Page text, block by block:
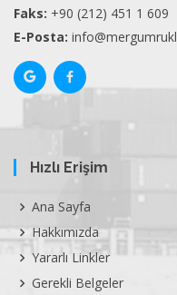
Faks: +90 (212) 451 1 609
E-Posta:
Hızlı Erişim
Ana Sayfa
Hakkımızda
Yararlı Linkler
Gerekli Belgeler